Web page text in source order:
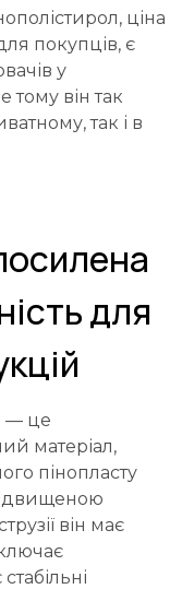
ціна
покупців, є
у
тому він так
так і в
для
— це
матеріал,
пінопласту
він має